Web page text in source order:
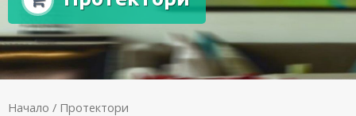
Начало / Протектори